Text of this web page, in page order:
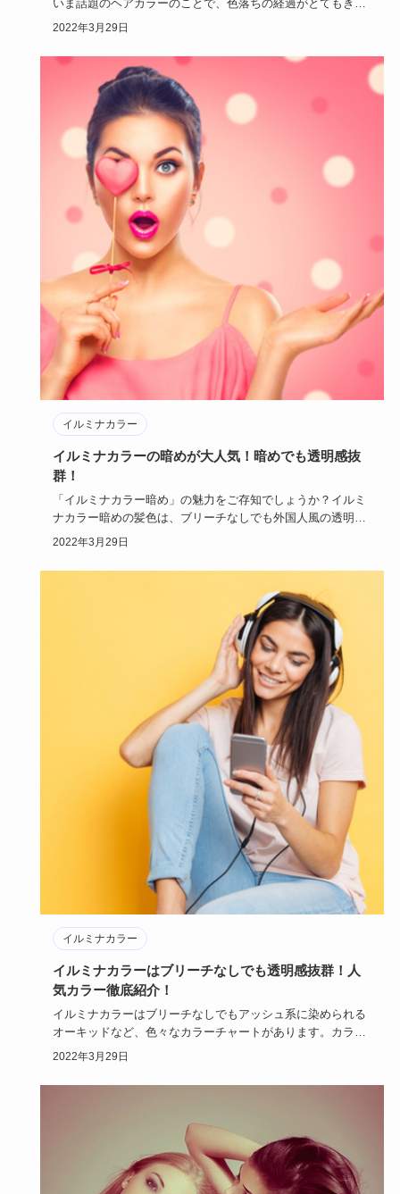
いま話題のヘアカラーのことで、色落ちの経過がとてもきれ
いだと人気なんです。
2022年3月29日
イルミナカラー
イルミナカラーの暗めが大人気！暗めでも透明感抜
群！
「イルミナカラー暗め」の魅力をご存知でしょうか？イルミ
ナカラー暗めの髪色は、ブリーチなしでも外国人風の透明感
あるヘアスタイ…
2022年3月29日
イルミナカラー
イルミナカラーはブリーチなしでも透明感抜群！人
気カラー徹底紹介！
イルミナカラーはブリーチなしでもアッシュ系に染められる
オーキッドなど、色々なカラーチャートがあります。カラー
チャートは、6…
2022年3月29日